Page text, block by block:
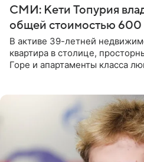
СМИ: Кети Топурия
общей стоимостью 600
В активе 39-летней
квартира в столице,
Горе и апартаменты класса